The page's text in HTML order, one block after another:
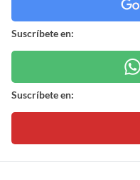
Suscríbete en:
Suscríbete en: